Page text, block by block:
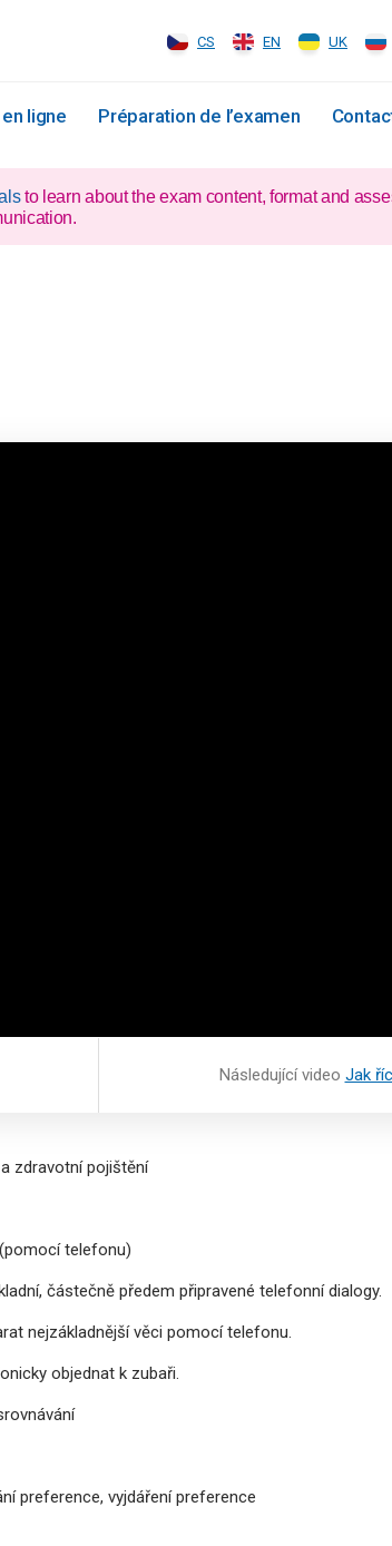
CS EN UK
ligne Préparation de l’examen
to learn about the exam content, format and
Následující video Jak
zdravotní pojištění
telefonu)
částečně předem připravené telefonní dialogy.
nejzákladnější věci pomocí telefonu.
objednat k zubaři.
preference, vyjdáření preference